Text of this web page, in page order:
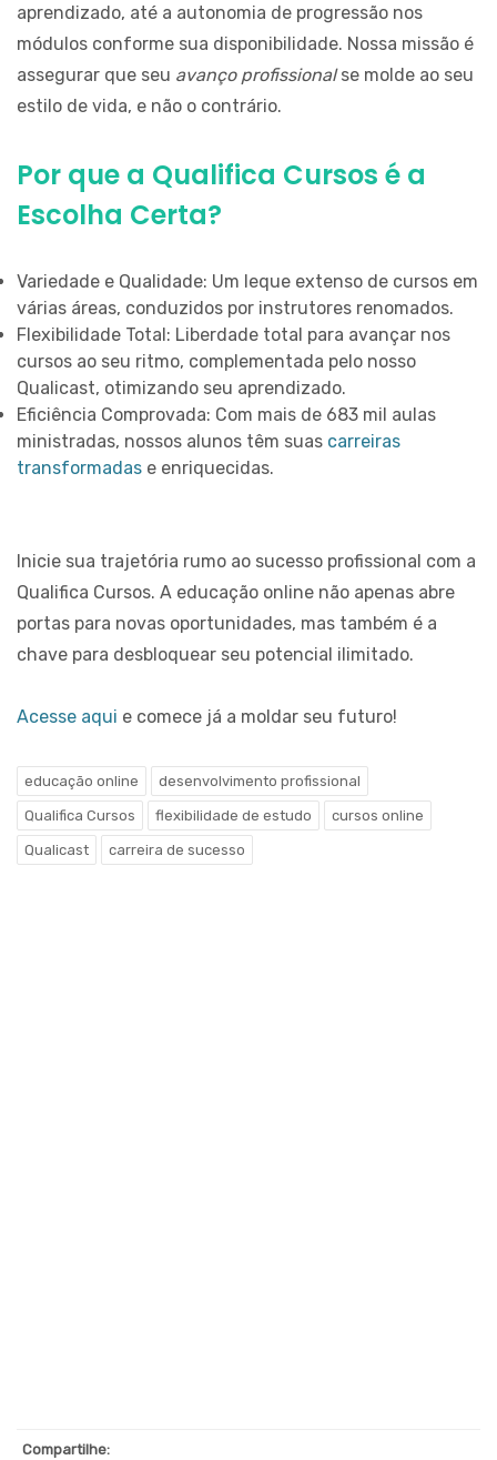
aprendizado, até a autonomia de progressão nos
módulos conforme sua disponibilidade. Nossa missão é
assegurar que seu avanço profissionalse molde ao seu
estilo de vida, e não o contrário.
Por que a Qualifica Cursos é a
Escolha Certa?
Variedade e Qualidade: Um leque extenso de cursos em
várias áreas, conduzidos por instrutores renomados.
Flexibilidade Total: Liberdade total para avançar nos
cursos ao seu ritmo, complementada pelo nosso
Qualicast, otimizando seu aprendizado.
Eficiência Comprovada: Com mais de 683 mil aulas
ministradas, nossos alunos têm suas carreiras
transformadas e enriquecidas.
Inicie sua trajetória rumo ao sucesso profissional com a
Qualifica Cursos. A educação online não apenas abre
portas para novas oportunidades, mas também é a
chave para desbloquear seu potencial ilimitado.
Acesse aqui e comece já a moldar seu futuro!
educação online desenvolvimento profissional
Qualifica Cursos flexibilidade de estudo cursos online
Qualicast carreira de sucesso
Compartilhe:
INTELIGÊNCIA
ARTIFICIAL
NO
DIA
A
E
APLICAÇÕES
PRÁTICAS
QUE
FAZER
PARA
TRABALHAR
COM
MARKETING
EM
2026
O
QUE
O
MERCADO
REALMENTE
TAGS